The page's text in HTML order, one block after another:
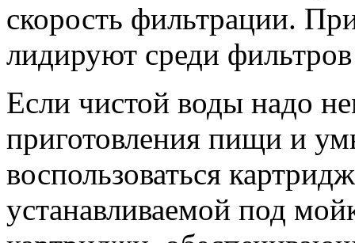
скорость фильтрации.
лидируют среди
Если чистой воды надо
приготовления пищи и
воспользоваться
устанавливаемой под